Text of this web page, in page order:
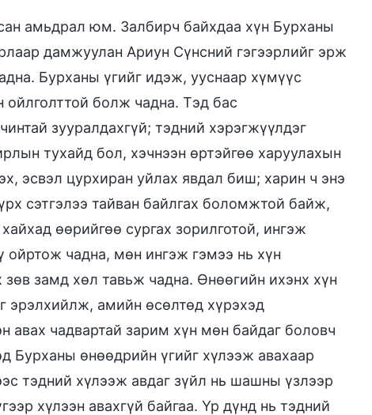
амьдрал юм. Залбирч байхдаа хүн Бурханы
дамжуулан Ариун Сүнсний гэгээрлийг эрж
Бурханы үгийг идэж, ууснаар хүмүүс
болж чадна. Тэд бас
зууралдахгүй; тэдний хэрэгжүүлдэг
тухайд бол, хэчнээн өртэйгөө харуулахын
эсвэл цурхиран уйлах явдал биш; харин ч энэ
сэтгэлээ тайван байлгах боломжтой байж,
өөрийгөө сургах зорилготой, ингэж
ойртож чадна, мөн ингэж гэмээ нь хүн
замд хөл тавьж чадна. Өнөөгийн ихэнх хүн
эрэлхийлж, амийн өсөлтөд хүрэхэд
авах чадвартай зарим хүн мөн байдаг боловч
Бурханы өнөөдрийн үгийг хүлээж авахаар
тэдний хүлээж авдаг зүйл нь шашны үзлээр
хүлээн авахгүй байгаа. Үр дүнд нь тэдний